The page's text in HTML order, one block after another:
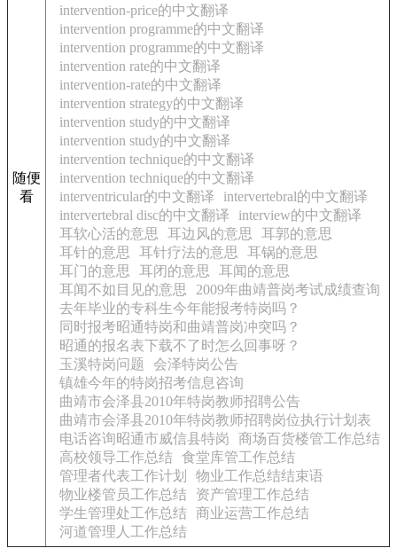
随便
看
intervention-price的中文翻译
intervention programme的中文翻译
intervention programme的中文翻译
intervention rate的中文翻译
intervention-rate的中文翻译
intervention strategy的中文翻译
intervention study的中文翻译
intervention study的中文翻译
intervention technique的中文翻译
intervention technique的中文翻译
interventricular的中文翻译
intervertebral的中文翻译
intervertebral disc的中文翻译
interview的中文翻译
耳软心活的意思
耳边风的意思
耳郭的意思
耳针的意思
耳针疗法的意思
耳锅的意思
耳门的意思
耳闭的意思
耳闻的意思
耳闻不如目见的意思
2009年曲靖普岗考试成绩查询
去年毕业的专科生今年能报考特岗吗？
同时报考昭通特岗和曲靖普岗冲突吗？
昭通的报名表下载不了时怎么回事呀？
玉溪特岗问题
会泽特岗公告
镇雄今年的特岗招考信息咨询
曲靖市会泽县2010年特岗教师招聘公告
曲靖市会泽县2010年特岗教师招聘岗位执行计划表
电话咨询昭通市威信县特岗
商场百货楼管工作总结
高校领导工作总结 食堂库管工作总结
管理者代表工作计划
物业工作总结结束语
物业楼管员工作总结
资产管理工作总结
学生管理处工作总结 商业运营工作总结
河道管理人工作总结